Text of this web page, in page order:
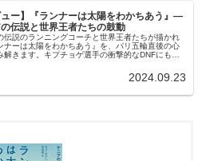
ュー】『ランナーは太陽をわかちあう』―
伝説と世界王者たちの鼓動
伝説のランニングコーチと世界王者たちが描かれ
ナーは太陽をわかちあう』を、パリ五輪直後の心
解きます。キプチョゲ選手の衝撃的なDNFにも触
2024.09.23